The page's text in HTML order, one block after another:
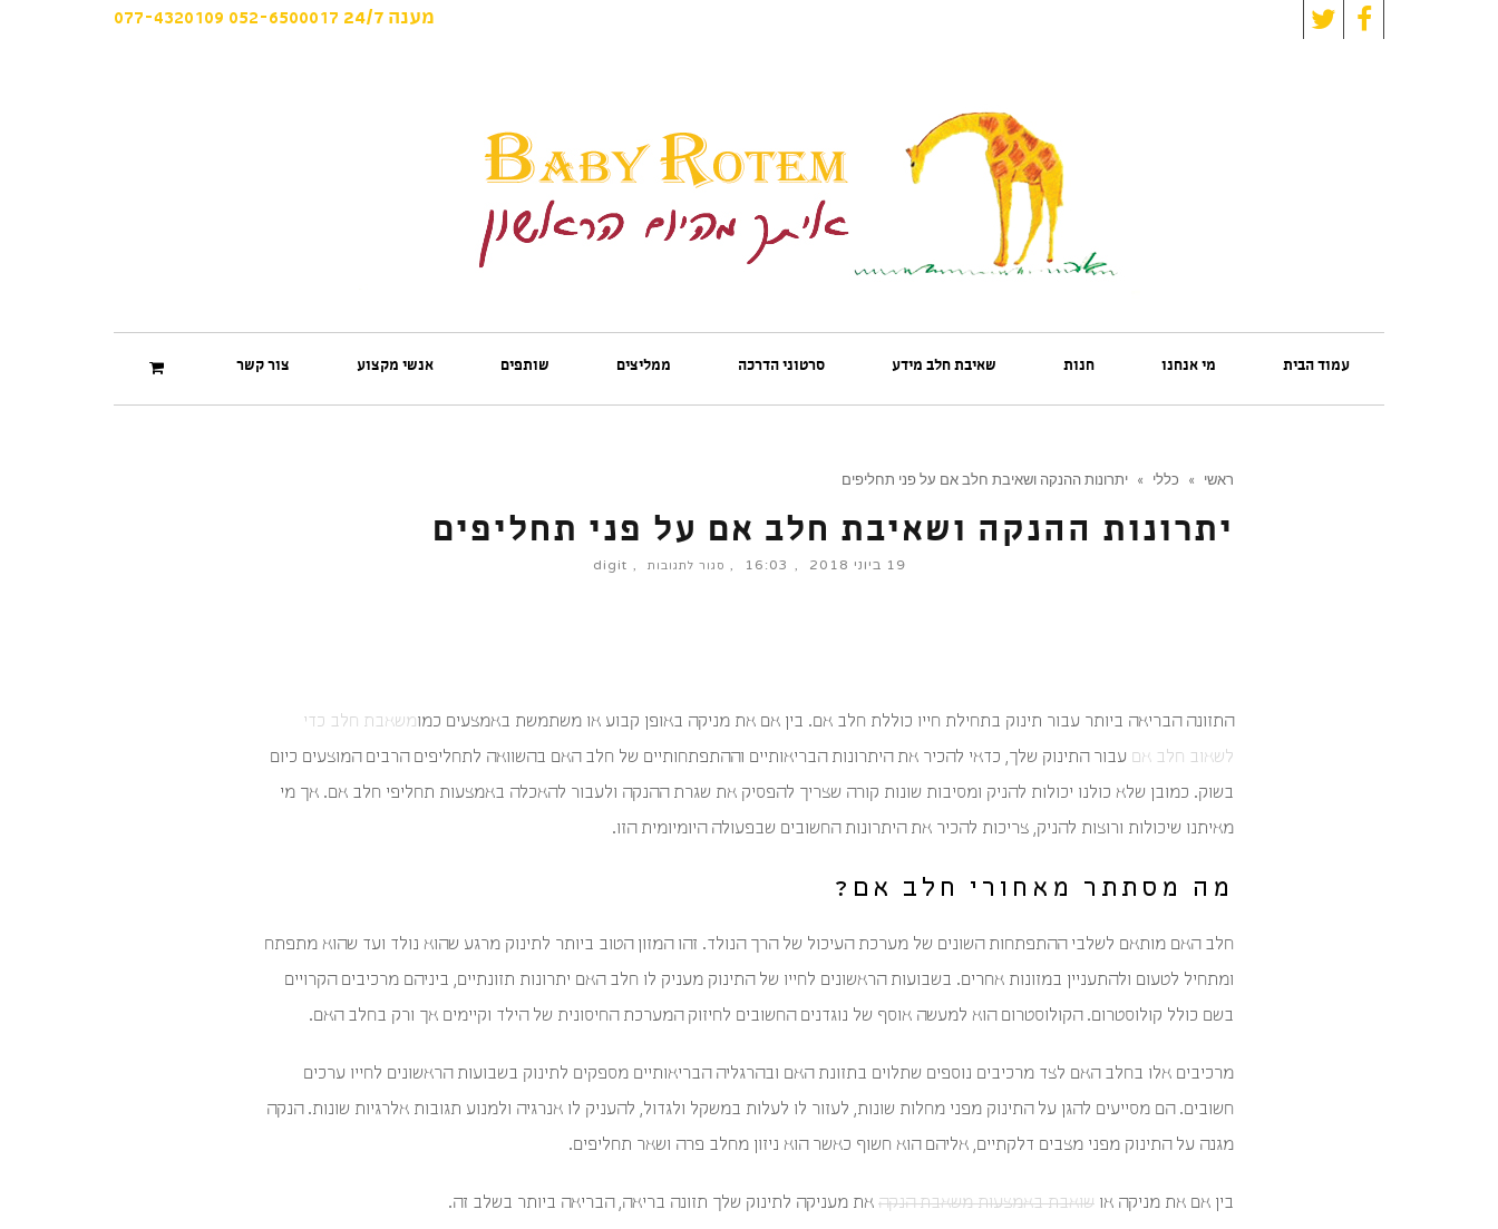
Facebook
Twitter
מענה 077-4320109 052-6500017 24/7
עמוד הבית מי אנחנו חנות שאיבת חלב מידע סרטוני הדרכה ממליצים שותפים אנשי מקצוע צור קשר
ראשי » כללי » יתרונות ההנקה ושאיבת חלב אם על פני תחליפים
יתרונות ההנקה ושאיבת חלב אם על פני תחליפים
19 ביוני 2018 16:03 סגור לתגובות יתרונותdigit
התזונה הבריאה ביותר עבור תינוק בתחילת חייו כוללת חלב אם. בין אם את מניקה באופן קבוע או משתמשת באמצעים כמומשאבת חלב כדי
לשאוב חלב אם עבור התינוק שלך, כדאי להכיר את היתרונות הבריאותיים וההתפתחותיים של חלב האם בהשוואה לתחליפים הרבים המוצעים כיום
בשוק. כמובן שלא כולנו יכולות להניק ומסיבות שונות קורה שצריך להפסיק את שגרת ההנקה ולעבור להאכלה באמצעות תחליפי חלב אם. אך מי
מאיתנו שיכולות ורוצות להניק, צריכות להכיר את היתרונות החשובים שבפעולה היומיומית הזו.
מה מסתתר מאחורי חלב אם?
חלב האם מותאם לשלבי ההתפתחות השונים של מערכת העיכול של הרך הנולד. זהו המזון הטוב ביותר לתינוק מרגע שהוא נולד ועד שהוא מתפתח
ומתחיל לטעום ולהתעניין במזונות אחרים. בשבועות הראשונים לחייו של התינוק מעניק לו חלב האם יתרונות תזונתיים, ביניהם מרכיבים הקרויים
בשם כולל קולוסטרום. הקולוסטרום הוא למעשה אוסף של נוגדנים החשובים לחיזוק המערכת החיסונית של הילד וקיימים אך ורק בחלב האם.
מרכיבים אלו בחלב האם לצד מרכיבים נוספים שתלוים בתזונת האם ובהרגליה הבריאותיים מספקים לתינוק בשבועות הראשונים לחייו ערכים
חשובים. הם מסייעים להגן על התינוק מפני מחלות שונות, לעזור לו לעלות במשקל ולגדול, להעניק לו אנרגיה ולמנוע תגובות אלרגיות שונות. הנקה
מגנה על התינוק מפני מצבים דלקתיים, אליהם הוא חשוף כאשר הוא ניזון מחלב פרה ושאר תחליפים.
בין אם את מניקה או שואבת באמצעות משאבת הנקה את מעניקה לתינוק שלך תזונה בריאה, הבריאה ביותר בשלב זה.